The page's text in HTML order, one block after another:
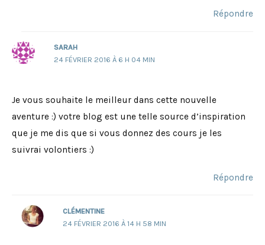
Répondre
SARAH
24 FÉVRIER 2016 À 6 H 04 MIN
Je vous souhaite le meilleur dans cette nouvelle
aventure :) votre blog est une telle source d’inspiration
que je me dis que si vous donnez des cours je les
suivrai volontiers :)
Répondre
CLÉMENTINE
24 FÉVRIER 2016 À 14 H 58 MIN